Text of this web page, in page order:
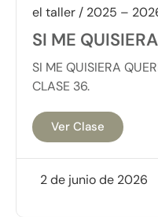
el taller / 2025 –
SI ME
SI ME QUISIERA
CLASE 36.
Ver Clase
2 de junio de 2026